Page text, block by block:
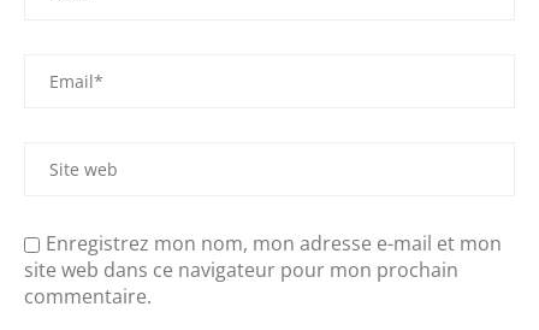
Enregistrez mon nom, mon adresse e-mail et mon
site web dans ce navigateur pour mon prochain
commentaire.